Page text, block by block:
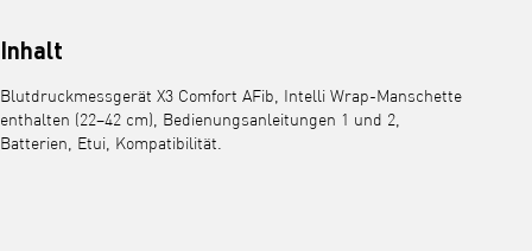
Inhalt
Blutdruckmessgerät X3 Comfort AFib, Intelli Wrap-Manschette
enthalten (22–42 cm), Bedienungsanleitungen 1 und 2,
Batterien, Etui, Kompatibilität.